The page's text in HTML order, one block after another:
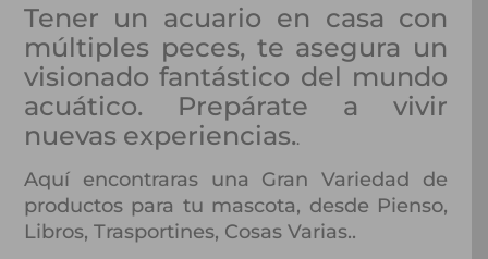
Tener un acuario en casa con
múltiples peces, te asegura un
visionado fantástico del mundo
acuático. Prepárate a vivir
nuevas experiencias..
Aquí encontraras una Gran Variedad de
productos para tu mascota, desde Pienso,
Libros, Trasportines, Cosas Varias..